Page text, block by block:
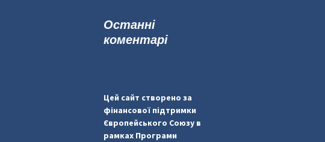
:Останні
коментарі
Цей сайт створено за
фінансової підтримки
Європейського Союзу в
рамках Програми